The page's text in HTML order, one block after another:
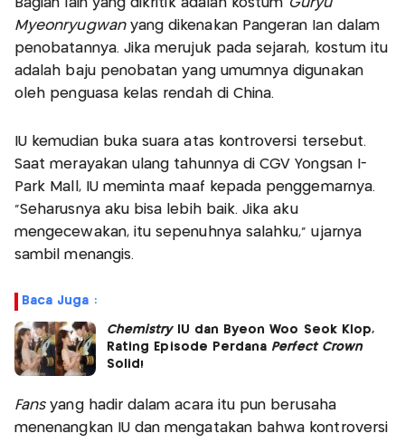
Bagian lain yang dikritik adalah kostum Guryu
Myeonryugwanyang dikenakan Pangeran Ian dalam
penobatannya. Jika merujuk pada sejarah, kostum itu
adalah baju penobatan yang umumnya digunakan
oleh penguasa kelas rendah di China.
IU kemudian buka suara atas kontroversi tersebut.
Saat merayakan ulang tahunnya di CGV Yongsan I-
Park Mall, IU meminta maaf kepada penggemarnya.
“Seharusnya aku bisa lebih baik. Jika aku
mengecewakan, itu sepenuhnya salahku,” ujarnya
sambil menangis.
Baca Juga :
ChemistryIU dan Byeon Woo Seok Klop,
Rating Episode Perdana Perfect Crown
Solid!
Fansyang hadir dalam acara itu pun berusaha
menenangkan IU dan mengatakan bahwa kontroversi